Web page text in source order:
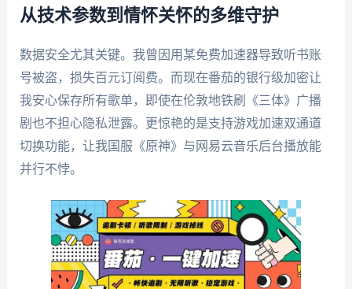
从技术参数到情怀关怀的多维守护
数据安全尤其关键。我曾因用某免费加速器导致听书账
号被盗，损失百元订阅费。而现在番茄的银行级加密让
我安心保存所有歌单，即使在伦敦地铁刷《三体》广播
剧也不担心隐私泄露。更惊艳的是支持游戏加速双通道
切换功能，让我国服《原神》与网易云音乐后台播放能
并行不悖。